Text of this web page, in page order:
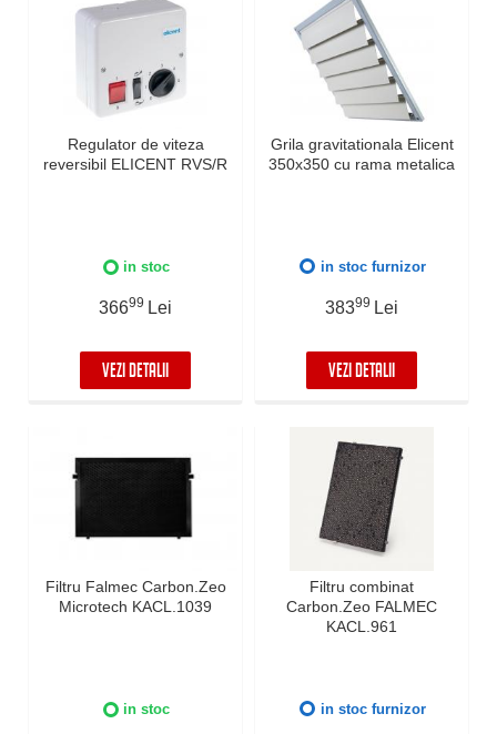
Regulator de viteza
reversibil ELICENT RVS/R
in stoc
36699 Lei
VEZI DETALII
Grila gravitationala Elicent
350x350 cu rama metalica
in stoc furnizor
38399 Lei
VEZI DETALII
Filtru Falmec Carbon.Zeo
Microtech KACL.1039
in stoc
Filtru combinat
Carbon.Zeo FALMEC
KACL.961
in stoc furnizor